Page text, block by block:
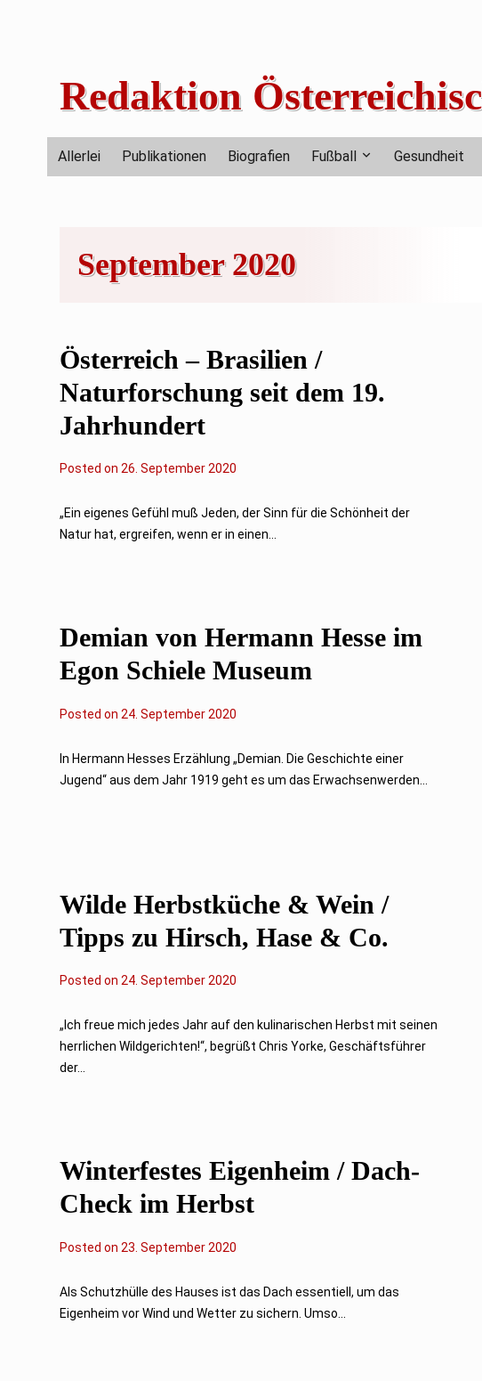
Redaktion
Allerlei Publikationen Biografien Fußball Gesundheit
September 2020
Österreich – Brasilien /
Naturforschung seit dem 19.
Jahrhundert
Posted on 26. September 2020
„Ein eigenes Gefühl muß Jeden, der Sinn für die Schönheit der
Natur hat, ergreifen, wenn er in einen...
Demian von Hermann Hesse im
Egon Schiele Museum
Posted on 2
S
p
0
2
24. September 2020
In Hermann Hesses Erzählung „Demian. Die Geschichte einer
Jugend“ aus dem Jahr 1919 geht es um das Erwachsenwerden...
Wilde Herbstküche & Wein /
Tipps zu Hirsch, Hase & Co.
Posted on 2
S
p
0
2
0
24. September 2020
„Ich freue mich jedes Jahr auf den kulinarischen Herbst mit seinen
herrlichen Wildgerichten!“, begrüßt Chris Yorke, Geschäftsführer
der...
Winterfestes Eigenheim / Dach-
Check im Herbst
Posted on 2
S
p
23. September 2020
Als Schutzhülle des Hauses ist das Dach essentiell, um das
Eigenheim vor Wind und Wetter zu sichern. Umso...